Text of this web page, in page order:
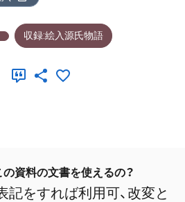
収録:絵入源氏物語
資料の文書を使えるの？
記をすれば利用可、改変と